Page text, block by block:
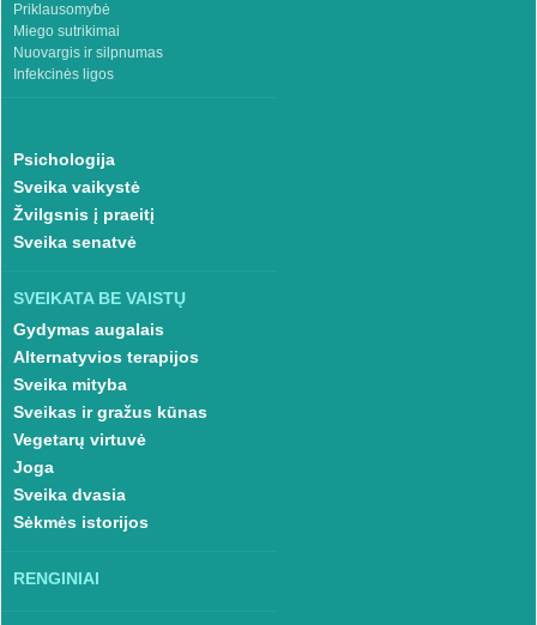
Priklausomybė
Miego sutrikimai
Nuovargis ir silpnumas
Infekcinės ligos
Psichologija
Sveika vaikystė
Žvilgsnis į praeitį
Sveika senatvė
SVEIKATA BE VAISTŲ
Gydymas augalais
Alternatyvios terapijos
Sveika mityba
Sveikas ir gražus kūnas
Vegetarų virtuvė
Joga
Sveika dvasia
Sėkmės istorijos
RENGINIAI